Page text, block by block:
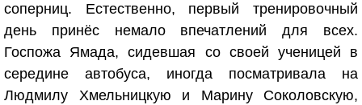
соперниц. Естественно, первый тренировочный
день принёс немало впечатлений для всех.
Госпожа Ямада, сидевшая со своей ученицей в
середине автобуса, иногда посматривала на
Людмилу Хмельницкую и Марину Соколовскую,